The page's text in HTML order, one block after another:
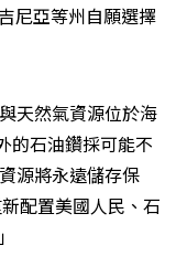
尼亞等州自願選擇
天然氣資源位於海
的石油鑽採可能不
源將永遠儲存保
配置美國人民、石